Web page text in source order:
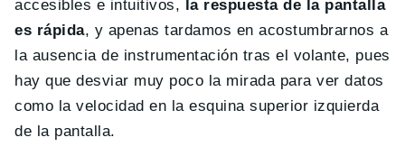
accesibles e intuitivos,
la respuesta de la pantalla
es rápida, y apenas tardamos en acostumbrarnos a
la ausencia de instrumentación tras el volante, pues
hay que desviar muy poco la mirada para ver datos
como la velocidad en la esquina superior izquierda
de la pantalla.